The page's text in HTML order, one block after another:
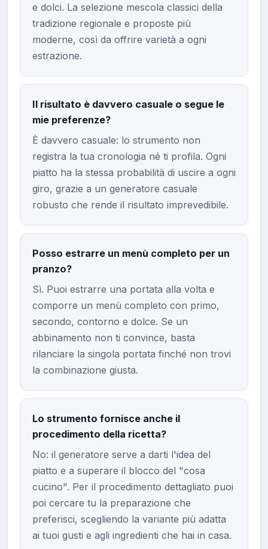
e dolci. La selezione mescola classici della
tradizione regionale e proposte più
moderne, così da offrire varietà a ogni
estrazione.
Il risultato è davvero casuale o segue le
mie preferenze?
È davvero casuale: lo strumento non
registra la tua cronologia né ti profila. Ogni
piatto ha la stessa probabilità di uscire a ogni
giro, grazie a un generatore casuale
robusto che rende il risultato imprevedibile.
Posso estrarre un menù completo per un
pranzo?
Sì. Puoi estrarre una portata alla volta e
comporre un menù completo con primo,
secondo, contorno e dolce. Se un
abbinamento non ti convince, basta
rilanciare la singola portata finché non trovi
la combinazione giusta.
Lo strumento fornisce anche il
procedimento della ricetta?
No: il generatore serve a darti l'idea del
piatto e a superare il blocco del "cosa
cucino". Per il procedimento dettagliato puoi
poi cercare tu la preparazione che
preferisci, scegliendo la variante più adatta
ai tuoi gusti e agli ingredienti che hai in casa.